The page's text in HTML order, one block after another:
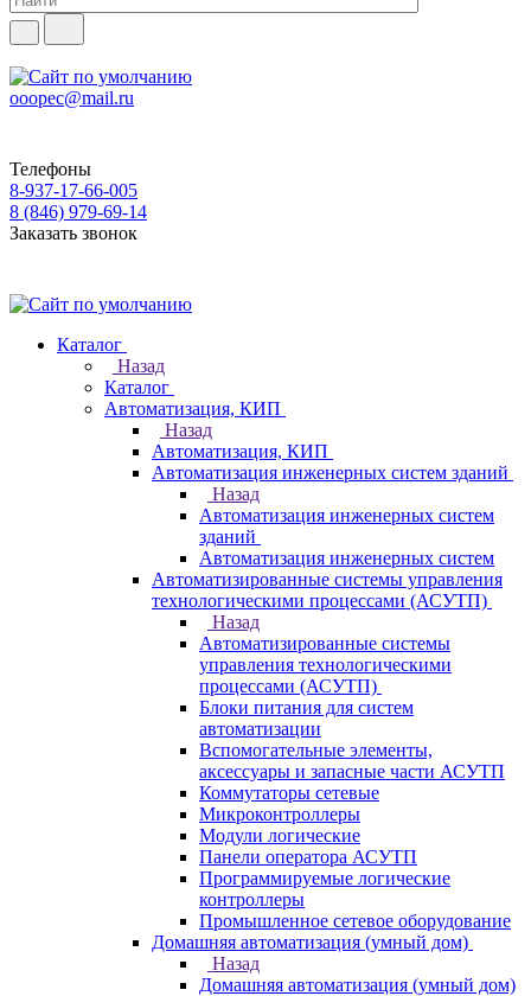
ooopec@mail.ru
Телефоны
8-937-17-66-005
8 (846) 979-69-14
Заказать звонок
Каталог
Назад
Каталог
Автоматизация, КИП
Назад
Автоматизация, КИП
Автоматизация инженерных систем зданий
Назад
Автоматизация инженерных систем
зданий
Автоматизация инженерных систем
Автоматизированные системы управления
технологическими процессами (АСУТП)
Назад
Автоматизированные системы
управления технологическими
процессами (АСУТП)
Блоки питания для систем
автоматизации
Вспомогательные элементы,
аксессуары и запасные части АСУТП
Коммутаторы сетевые
Микроконтроллеры
Модули логические
Панели оператора АСУТП
Программируемые логические
контроллеры
Промышленное сетевое оборудование
Домашняя автоматизация (умный дом)
Назад
Домашняя автоматизация (умный дом)